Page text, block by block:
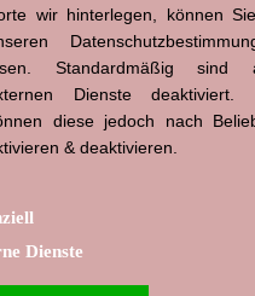
wir hinterlegen, können
Standardmäßig sind
Dienste deaktiviert.
diese jedoch nach
& deaktivieren.
Dienste